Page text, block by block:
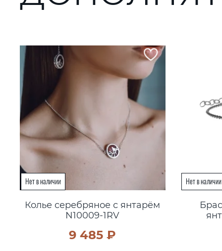
Колье серебряное с янтарём
N10009-1RV
9 485 ₽